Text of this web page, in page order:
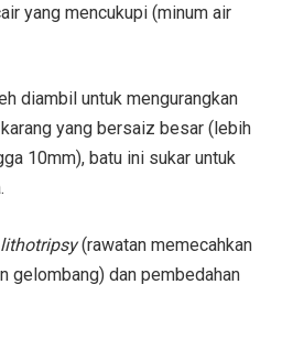
yang mencukupi (minum air
diambil untuk mengurangkan
yang bersaiz besar (lebih
10mm), batu ini sukar untuk
lithotripsy(rawatan memecahkan
gelombang) dan pembedahan